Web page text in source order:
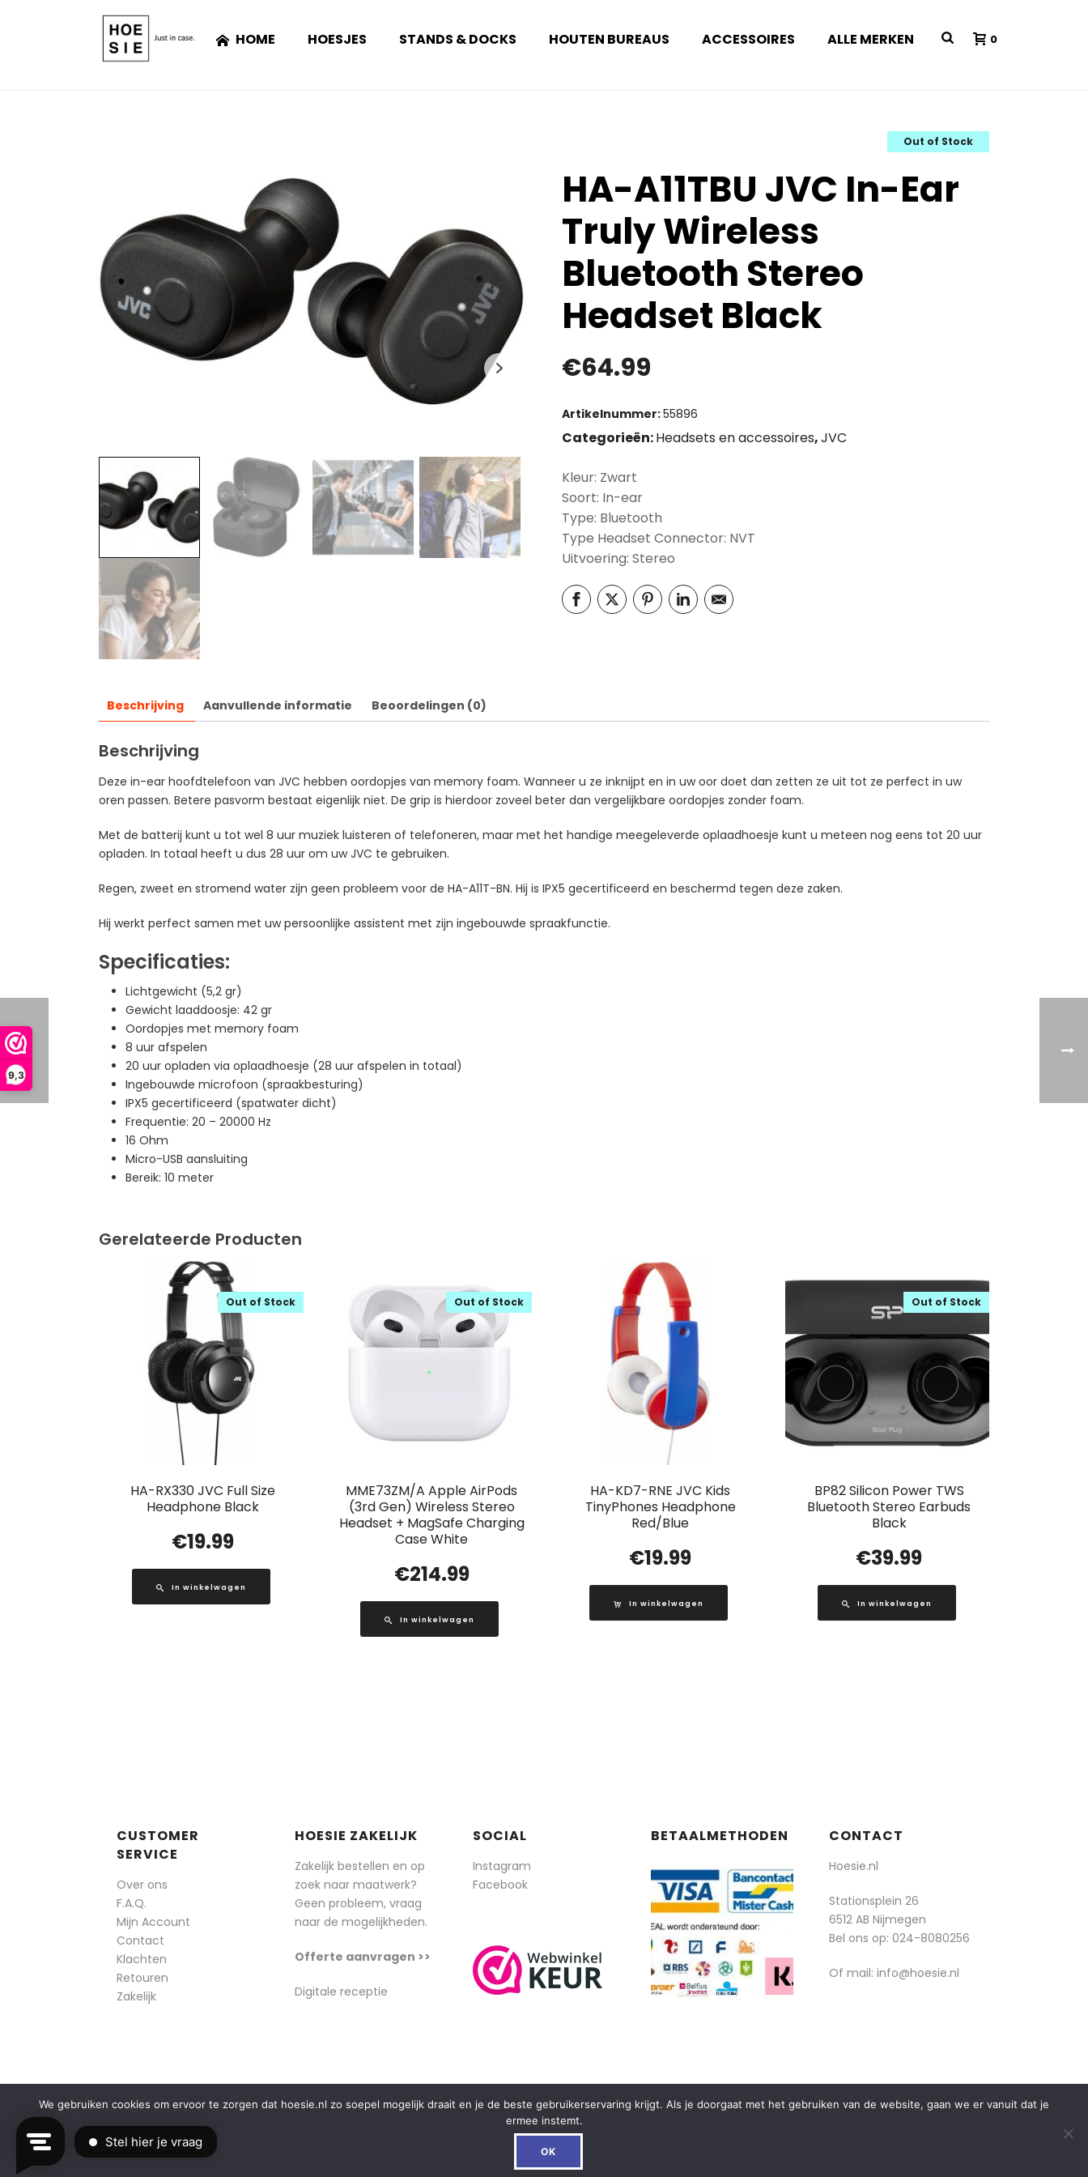
9,3
HOME HOESJES STANDS & DOCKS HOUTEN BUREAUS ACCESSOIRES ALLE MERKEN 0
Out of Stock
HA-A11TBU JVC In-Ear
Truly Wireless
Bluetooth Stereo
Headset Black
€64.99
Artikelnummer:55896
Categorieën:Headsets en accessoires,JVC
Kleur: Zwart
Soort: In-ear
Type: Bluetooth
Type Headset Connector: NVT
Uitvoering: Stereo
Beschrijving Aanvullende informatie Beoordelingen (0)
Beschrijving
Deze in-ear hoofdtelefoon van JVC hebben oordopjes van memory foam. Wanneer u ze inknijpt en in uw oor doet dan zetten ze uit tot ze perfect in uw
oren passen. Betere pasvorm bestaat eigenlijk niet. De grip is hierdoor zoveel beter dan vergelijkbare oordopjes zonder foam.
Met de batterij kunt u tot wel 8 uur muziek luisteren of telefoneren, maar met het handige meegeleverde oplaadhoesje kunt u meteen nog eens tot 20 uur
opladen. In totaal heeft u dus 28 uur om uw JVC te gebruiken.
Regen, zweet en stromend water zijn geen probleem voor de HA-A11T-BN. Hij is IPX5 gecertificeerd en beschermd tegen deze zaken.
Hij werkt perfect samen met uw persoonlijke assistent met zijn ingebouwde spraakfunctie.
Specificaties:
Lichtgewicht (5,2 gr)
Gewicht laaddoosje: 42 gr
Oordopjes met memory foam
8 uur afspelen
20 uur opladen via oplaadhoesje (28 uur afspelen in totaal)
Ingebouwde microfoon (spraakbesturing)
IPX5 gecertificeerd (spatwater dicht)
Frequentie: 20 – 20000 Hz
16 Ohm
Micro-USB aansluiting
Bereik: 10 meter
Gerelateerde Producten
HA-RX330 JVC Full Size
Headphone Black
Out of Stock
€19.99
In winkelwagen
MME73ZM/A Apple AirPods
(3rd Gen) Wireless Stereo
Headset + MagSafe Charging
Case White
Out of Stock
€214.99
In winkelwagen
HA-KD7-RNE JVC Kids
TinyPhones Headphone
Red/Blue
€19.99
In winkelwagen
BP82 Silicon Power TWS
Bluetooth Stereo Earbuds
Black
Out of Stock
€39.99
In winkelwagen
CUSTOMER
SERVICE
Over ons
F.A.Q.
Mijn Account
Contact
Klachten
Retouren
Zakelijk
HOESIE ZAKELIJK
Zakelijk bestellen en op
zoek naar maatwerk?
Geen probleem, vraag
naar de mogelijkheden.
Offerte aanvragen >>
Digitale receptie
SOCIAL
Instagram
Facebook
BETAALMETHODEN CONTACT
Hoesie.nl
Stationsplein 26
6512 AB Nijmegen
Bel ons op: 024-8080256
Of mail: info@hoesie.nl
© 2014-2025 Boozt - Hoesie.nl. All rights reserved.
We gebruiken cookies om ervoor te zorgen dat hoesie.nl zo soepel mogelijk draait en je de beste gebruikerservaring krijgt. Als je doorgaat met het gebruiken van de website, gaan we er vanuit dat je
ermee instemt.
OK